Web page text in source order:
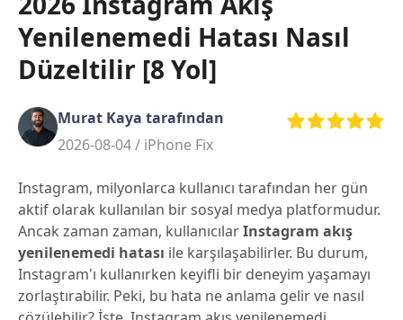
iOS için
ReiBoot
Tenorshare
PDNob
iAnyGo
Yenilenemedi Hatası Nasıl
Düzeltilir [8 Yol]
Murat Kaya tarafından
2026-08-04 / iPhone Fix
Instagram, milyonlarca kullanıcı tarafından her gün
aktif olarak kullanılan bir sosyal medya platformudur.
Ancak zaman zaman, kullanıcılarInstagram akış
yenilenemedi hatası ile karşılaşabilirler. Bu durum,
Instagram'ı kullanırken keyifli bir deneyim yaşamayı
zorlaştırabilir. Peki, bu hata ne anlama gelir ve nasıl